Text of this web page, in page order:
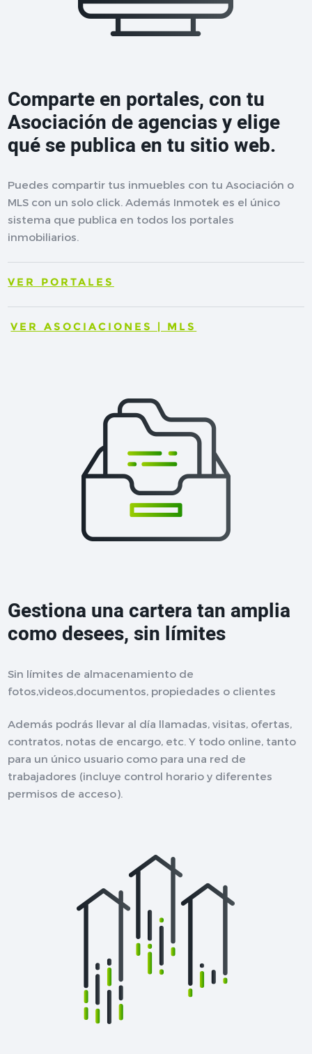
Comparte en portales, con tu
Asociación de agencias y elige
qué se publica en tu sitio web.
Puedes compartir tus inmuebles con tu Asociación o
MLS con un solo click. Además Inmotek es el único
sistema que publica en todos los portales
inmobiliarios.
VER PORTALES
VER ASOCIACIONES | MLS
Gestiona una cartera tan amplia
como desees, sin límites
Sin límites de almacenamiento de
fotos,videos,documentos, propiedades o clientes
Además podrás llevar al día llamadas, visitas, ofertas,
contratos, notas de encargo, etc. Y todo online, tanto
para un único usuario como para una red de
trabajadores (incluye control horario y diferentes
permisos de acceso).